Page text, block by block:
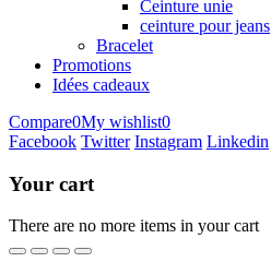
Ceinture unie
ceinture pour jeans
Bracelet
Promotions
Idées cadeaux
Compare0My wishlist0
Facebook Twitter Instagram Linkedin
Your cart
There are no more items in your cart